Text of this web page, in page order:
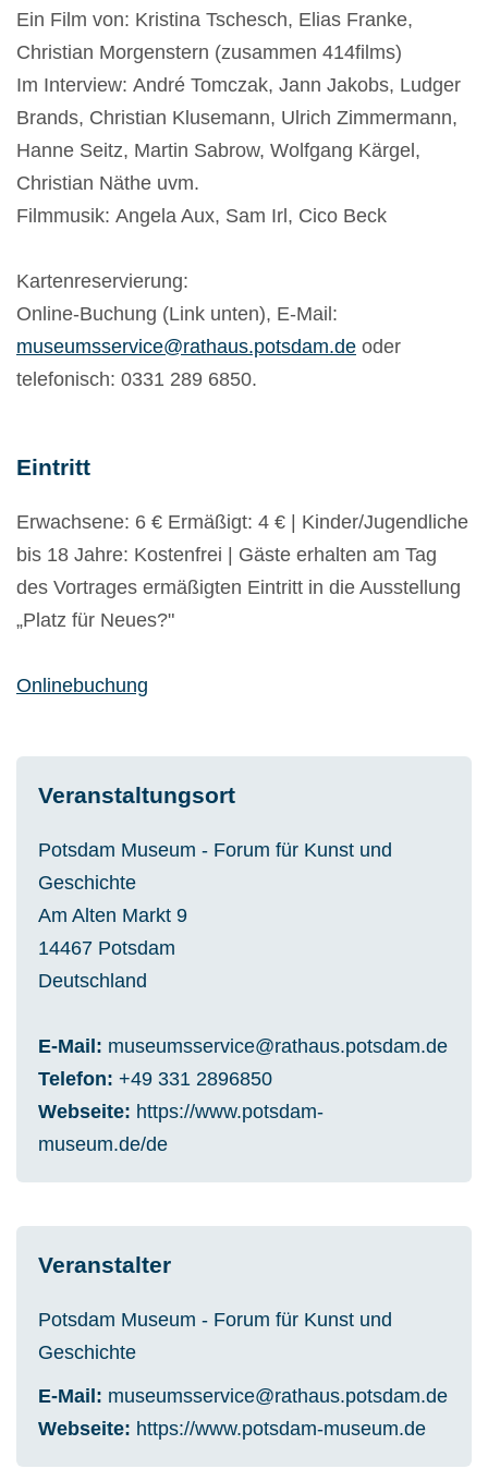
Ein Film von: Kristina Tschesch, Elias Franke,
Christian Morgenstern (zusammen 414films)
Im Interview: André Tomczak, Jann Jakobs, Ludger
Brands, Christian Klusemann, Ulrich Zimmermann,
Hanne Seitz, Martin Sabrow, Wolfgang Kärgel,
Christian Näthe uvm.
Filmmusik: Angela Aux, Sam Irl, Cico Beck
Kartenreservierung:
Online-Buchung (Link unten), E-Mail:
museumsservice@rathaus.potsdam.de oder
telefonisch: 0331 289 6850.
Eintritt
Erwachsene: 6 € Ermäßigt: 4 € | Kinder/Jugendliche
bis 18 Jahre: Kostenfrei | Gäste erhalten am Tag
des Vortrages ermäßigten Eintritt in die Ausstellung
„Platz für Neues?"
Onlinebuchung
Veranstaltungsort
Potsdam Museum - Forum für Kunst und
Geschichte
Am Alten Markt 9
14467 Potsdam
Deutschland
E-Mail
museumsservice@rathaus.potsdam.de
Telefon +49 331 2896850
Webseite
https://www.potsdam-
museum.de/de
Veranstalter
Potsdam Museum - Forum für Kunst und
Geschichte
E-Mail
museumsservice@rathaus.potsdam.de
Webseite
https://www.potsdam-museum.de